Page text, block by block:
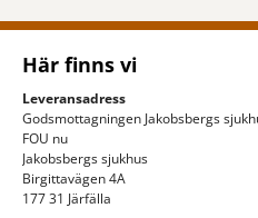
Här finns vi
Leveransadress
Godsmottagningen Jakobsbergs
FOU nu
Jakobsbergs sjukhus
Birgittavägen 4A
177 31 Järfälla